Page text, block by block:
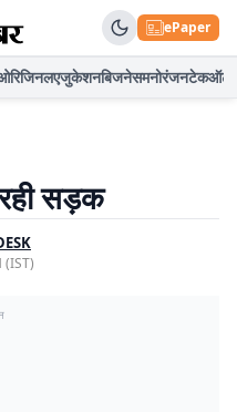
ePaper
एजुकेशनबिजनेसमनोरंजनटेकऑटो
सड़क
(IST)